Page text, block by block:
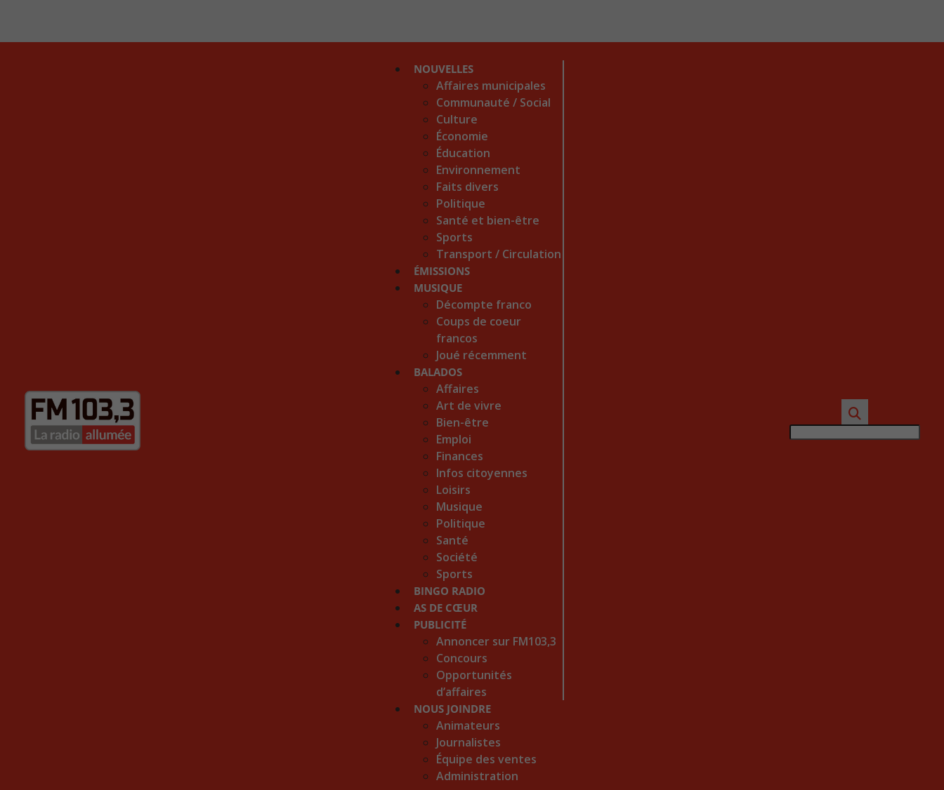
NOUVELLES
Affaires municipales
Communauté / Social
Culture
Économie
Éducation
Environnement
Faits divers
Politique
Santé et bien-être
Sports
Transport / Circulation
ÉMISSIONS
MUSIQUE
Décompte franco
Coups de coeur
francos
Joué récemment
BALADOS
Affaires
Art de vivre
Bien-être
Emploi
Finances
Infos citoyennes
Loisirs
Musique
Politique
Santé
Société
Sports
BINGO RADIO
AS DE CŒUR
PUBLICITÉ
Annoncer sur FM103,3
Concours
Opportunités
d’affaires
NOUS JOINDRE
Animateurs
Journalistes
Équipe des ventes
Administration